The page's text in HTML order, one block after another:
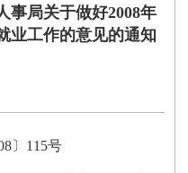
事局关于做好2008年
业工作的意见的通知
〕115号